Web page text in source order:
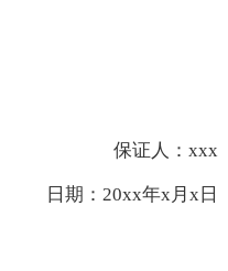
保证人：xxx
日期：20xx年x月x日